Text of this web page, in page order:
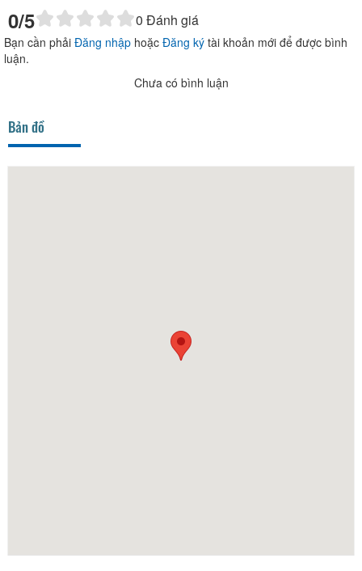
0/5 0 Đánh giá
Bạn cần phải Đăng nhập hoặc Đăng ký tài khoản mới để được bình
luận.
Chưa có bình luận
Bản đồ